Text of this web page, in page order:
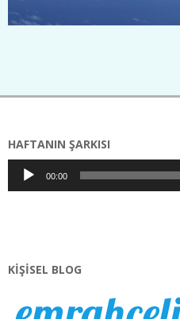
11-
HAFTANIN ŞARKISI
Ses
oynatıcı
00:00
KIŞISEL BLOG